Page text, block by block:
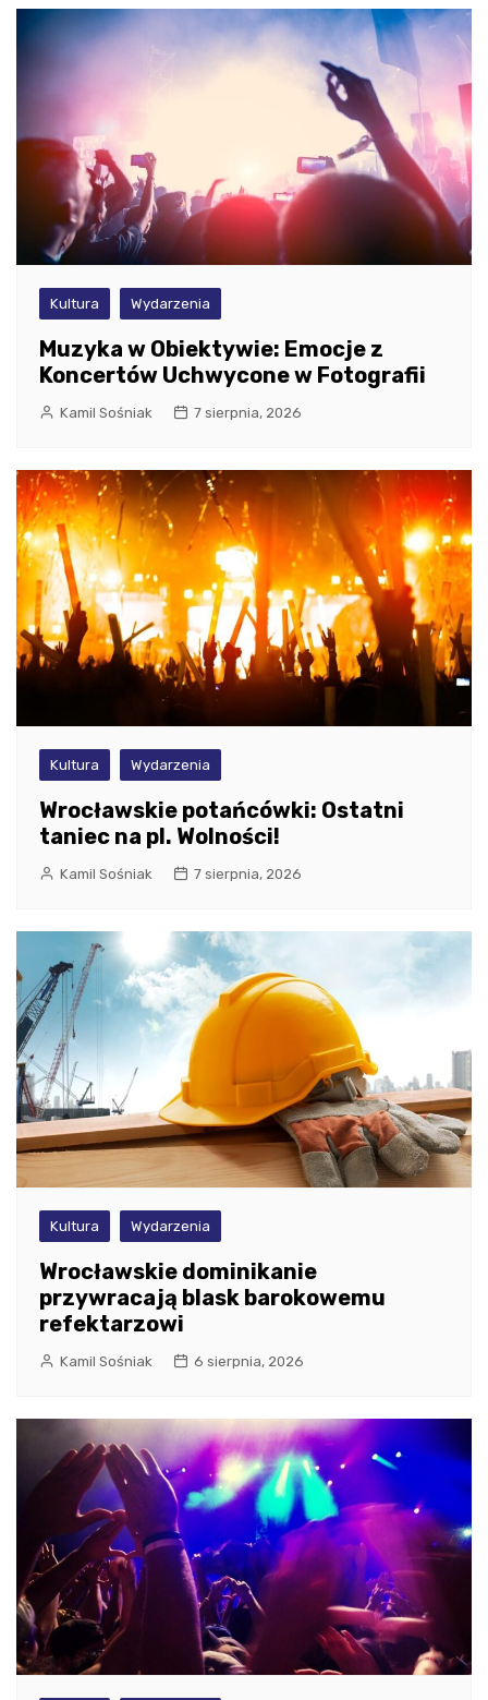
Kultura Wydarzenia
Muzyka w Obiektywie: Emocje z
Koncertów Uchwycone w Fotografii
Kamil Sośniak 7 sierpnia, 2026
Kultura Wydarzenia
Wrocławskie potańcówki: Ostatni
taniec na pl. Wolności!
Kamil Sośniak 7 sierpnia, 2026
Kultura Wydarzenia
Wrocławskie dominikanie
przywracają blask barokowemu
refektarzowi
Kamil Sośniak 6 sierpnia, 2026